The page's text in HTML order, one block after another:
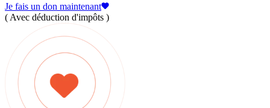
Je fais un don maintenant
( Avec déduction d'impôts )